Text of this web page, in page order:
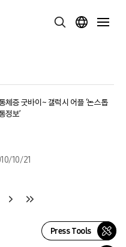
체증 굿바이~ 갤럭시 어플 ‘논스톱
정보’
10/21
Press Tools